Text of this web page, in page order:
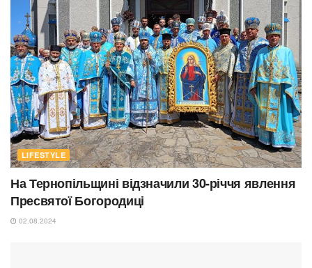
LIFESTYLE
На Тернопільщині відзначили 30-річчя явлення
Пресвятої Богородиці
02.08.2024